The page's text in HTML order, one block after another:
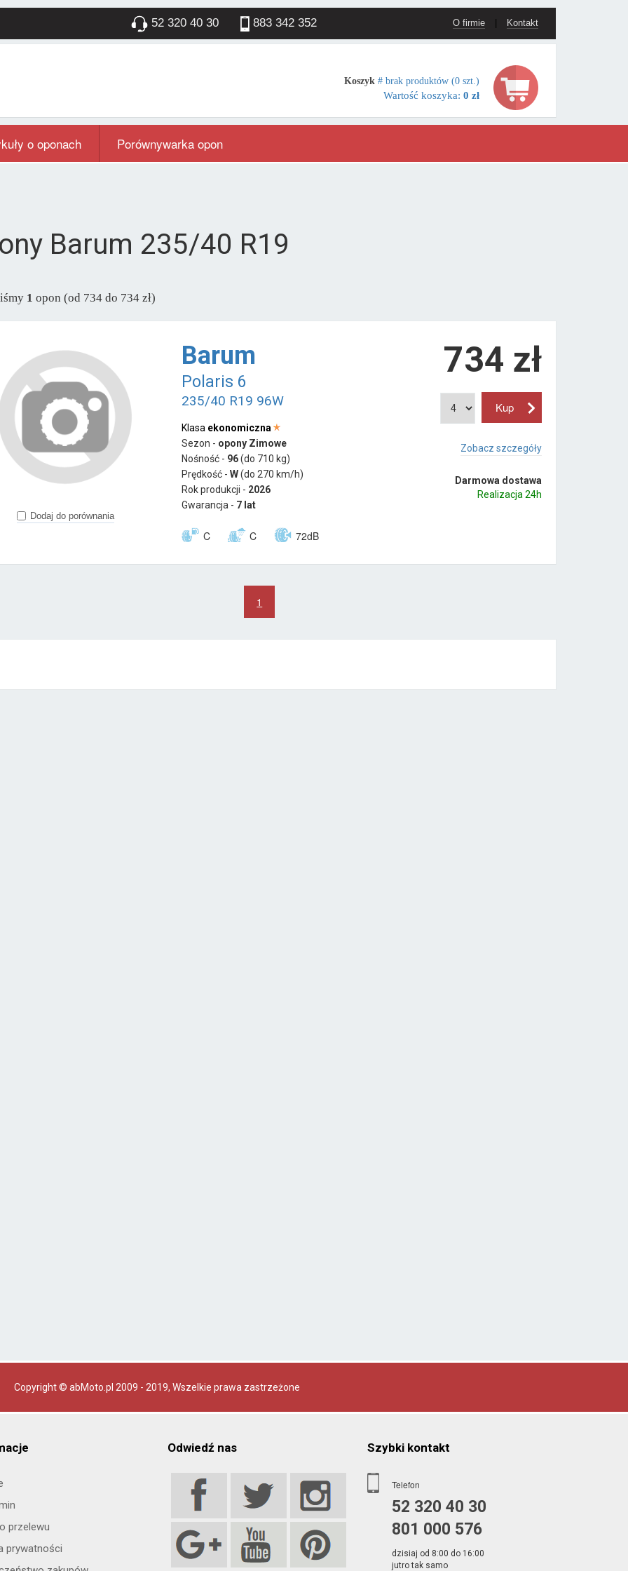
52 320 40 30 883 342 352 O firmie Kontakt
Koszyk # brak produktów (0 szt.)
Wartość koszyka: 0 zł
o oponach Porównywarka opon
Barum 235/40 R19
1 opon (od 734 do 734 zł)
Dodaj do porównania
Barum
Polaris 6
235/40 R19 96W
Klasa ekonomiczna
Sezon - opony Zimowe
Nośność - 96 (do 710 kg)
Prędkość -W (do 270 km/h)
Rok produkcji - 2026
Gwarancja - 7 lat
C C 72dB
734 zł
Zobacz szczegóły
Darmowa dostawa
Realizacja 24h
1
Copyright © abMoto.pl 2009 - 2019, Wszelkie prawa zastrzeżone
przelewu
prywatności
Odwiedź nas Szybki kontakt
Telefon
52 320 40 30
801 000 576
dzisiaj od 8:00 do 16:00
jutro tak samo